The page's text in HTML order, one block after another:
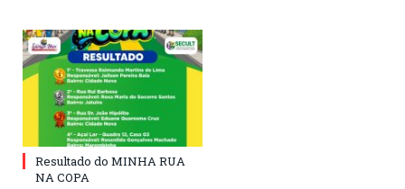
Resultado do MINHA RUA
NA COPA